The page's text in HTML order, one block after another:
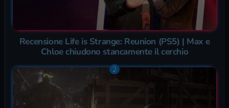
Recensione Life is Strange: Reunion (PS5) | Max e
Chloe chiudono stancamente il cerchio